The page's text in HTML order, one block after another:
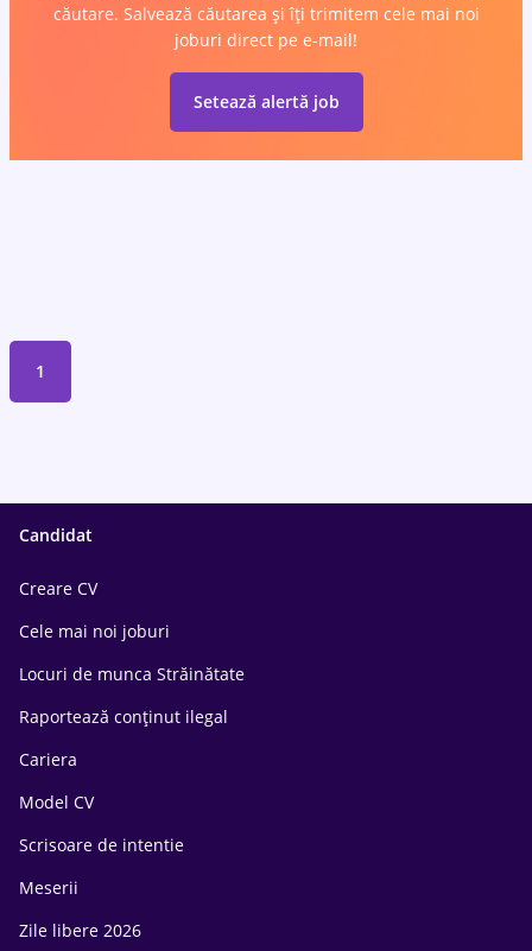
căutare. Salvează căutarea și îți trimitem cele mai noi
joburi direct pe e-mail!
Setează alertă job
1
Candidat
Creare CV
Cele mai noi joburi
Locuri de munca Străinătate
Raportează conținut ilegal
Cariera
Model CV
Scrisoare de intentie
Meserii
Zile libere 2026